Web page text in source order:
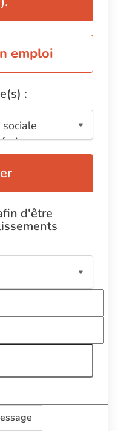
emploi
:
d'être